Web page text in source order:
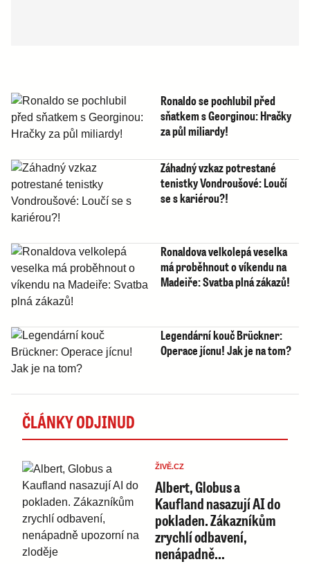
Ronaldo se pochlubil před
sňatkem s Georginou: Hračky
za půl miliardy!
Záhadný vzkaz potrestané
tenistky Vondroušové: Loučí
se s kariérou?!
Ronaldova velkolepá veselka
má proběhnout o víkendu na
Madeiře: Svatba plná zákazů!
Legendární kouč Brückner:
Operace jícnu! Jak je na tom?
ČLÁNKY ODJINUD
ŽIVĚ.CZ
Albert, Globus a
Kaufland nasazují AI do
pokladen. Zákazníkům
zrychlí odbavení,
nenápadně…